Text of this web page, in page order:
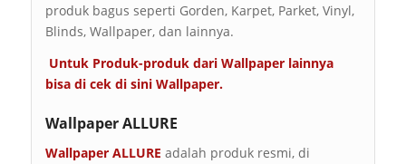
produk bagus seperti Gorden, Karpet, Parket, Vinyl,
Blinds, Wallpaper, dan lainnya.
Untuk Produk-produk dari Wallpaper lainnya
bisa di cek di sini Wallpaper.
Wallpaper ALLURE
Wallpaper ALLURE adalah produk resmi, di